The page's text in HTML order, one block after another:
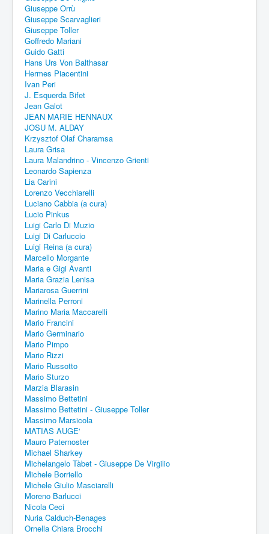
Giuseppe Orrù
Giuseppe Scarvaglieri
Giuseppe Toller
Goffredo Mariani
Guido Gatti
Hans Urs Von Balthasar
Hermes Piacentini
Ivan Peri
J. Esquerda Bifet
Jean Galot
JEAN MARIE HENNAUX
JOSU M. ALDAY
Krzysztof Olaf Charamsa
Laura Grisa
Laura Malandrino - Vincenzo Grienti
Leonardo Sapienza
Lia Carini
Lorenzo Vecchiarelli
Luciano Cabbia (a cura)
Lucio Pinkus
Luigi Carlo Di Muzio
Luigi Di Carluccio
Luigi Reina (a cura)
Marcello Morgante
Maria e Gigi Avanti
Maria Grazia Lenisa
Mariarosa Guerrini
Marinella Perroni
Marino Maria Maccarelli
Mario Francini
Mario Germinario
Mario Pimpo
Mario Rizzi
Mario Russotto
Mario Sturzo
Marzia Blarasin
Massimo Bettetini
Massimo Bettetini - Giuseppe Toller
Massimo Marsicola
MATIAS AUGE'
Mauro Paternoster
Michael Sharkey
Michelangelo Tàbet - Giuseppe De Virgilio
Michele Borriello
Michele Giulio Masciarelli
Moreno Barlucci
Nicola Ceci
Nuria Calduch-Benages
Ornella Chiara Brocchi